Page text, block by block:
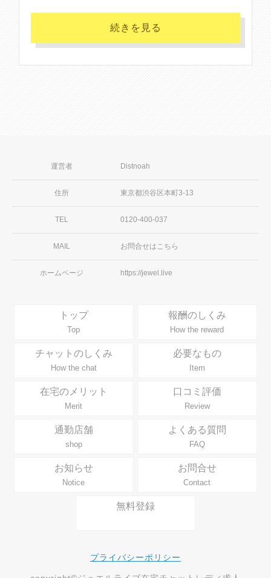
続きを見る
運営者 Distnoah
住所 東京都渋谷区本町3-13
TEL 0120-400-037
MAIL お問合せはこちら
ホームページ https://jewel.live
トップ
Top
報酬のしくみ
How the reward
チャットのしくみ
How the chat
必要なもの
Item
在宅のメリット
Merit
口コミ評価
Review
通勤店舗
shop
よくある質問
FAQ
お知らせ
Notice
お問合せ
Contact
無料登録
プライバシーポリシー